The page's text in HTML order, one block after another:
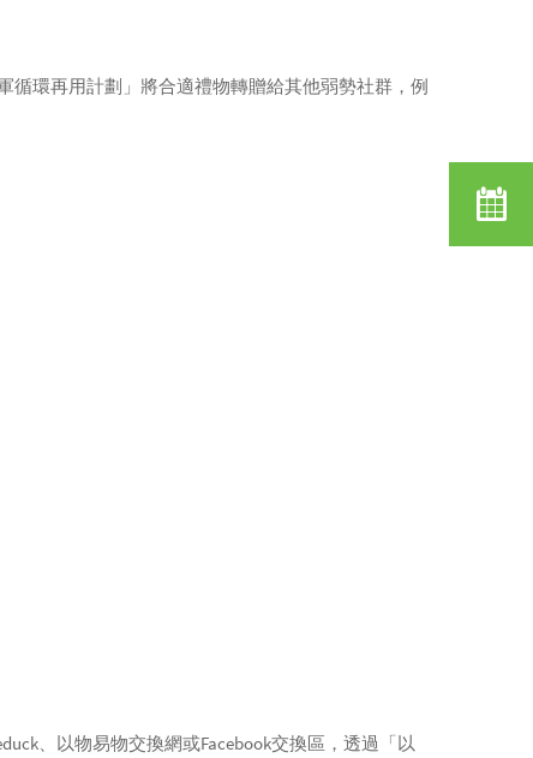
環再用計劃」將合適禮物轉贈給其他弱勢社群，例
、以物易物交換網或Facebook交換區，透過「以